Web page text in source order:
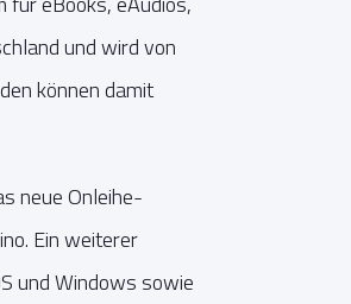
und wird von
können damit
neue Onleihe-
Ein weiterer
und Windows sowie